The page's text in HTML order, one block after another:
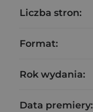
Liczba stron:
Format:
Rok wydania:
Data premiery: